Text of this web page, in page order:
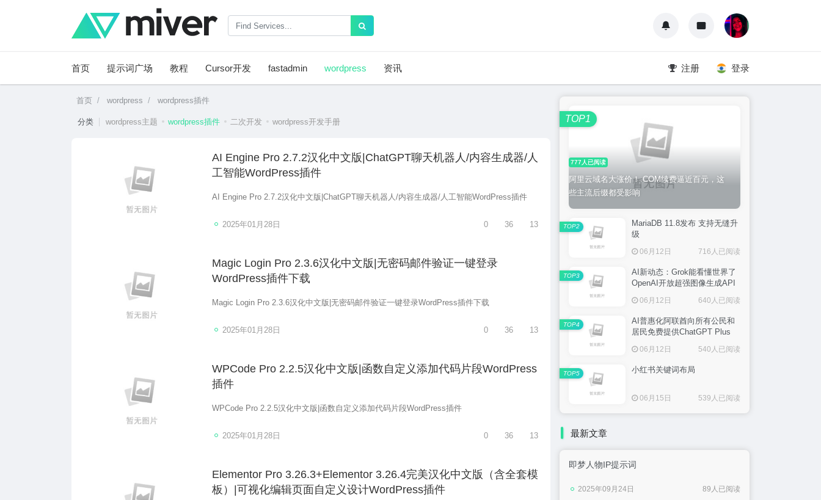
首页 提示词广场 教程 Cursor开发 fastadmin wordpress 资讯 注册 登录
首页 wordpress wordpress插件
分类 wordpress主题 wordpress插件 二次开发 wordpress开发手册
AI Engine Pro 2.7.2汉化中文版|ChatGPT聊天机器人/内容生成器/人
工智能WordPress插件
AI Engine Pro 2.7.2汉化中文版|ChatGPT聊天机器人/内容生成器/人工智能WordPress插件
2025年01月28日 0 36 13
Magic Login Pro 2.3.6汉化中文版|无密码邮件验证一键登录
WordPress插件下载
Magic Login Pro 2.3.6汉化中文版|无密码邮件验证一键登录WordPress插件下载
2025年01月28日 0 36 13
WPCode Pro 2.2.5汉化中文版|函数自定义添加代码片段WordPress
插件
WPCode Pro 2.2.5汉化中文版|函数自定义添加代码片段WordPress插件
2025年01月28日 0 36 13
Elementor Pro 3.26.3+Elementor 3.26.4完美汉化中文版（含全套模
板）|可视化编辑页面自定义设计WordPress插件
777人已阅读
阿里云域名大涨价！.COM续费逼近百元，这
些主流后缀都受影响
TOP1
MariaDB 11.8发布 支持无缝升
级
06月12日 716人已阅读
TOP2
AI新动态：Grok能看懂世界了
OpenAI开放超强图像生成API
06月12日 640人已阅读
TOP3
AI普惠化阿联酋向所有公民和
居民免费提供ChatGPT Plus
06月12日 540人已阅读
TOP4
小红书关键词布局
06月15日 539人已阅读
TOP5
最新文章
即梦人物IP提示词
2025年09月24日 89人已阅读